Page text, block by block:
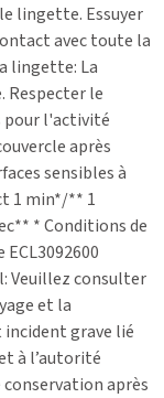
lingette. Essuyer
avec toute la
lingette: La
Respecter le
pour l'activité
après
sensibles à
1 min*/** 1
* Conditions de
Veuillez consulter
et la
grave lié
à l’autorité
après